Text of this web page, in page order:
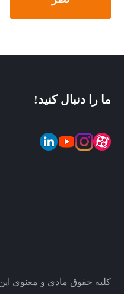
ما را دنبال کنید!
کلیه حقوق مادی و معنوی